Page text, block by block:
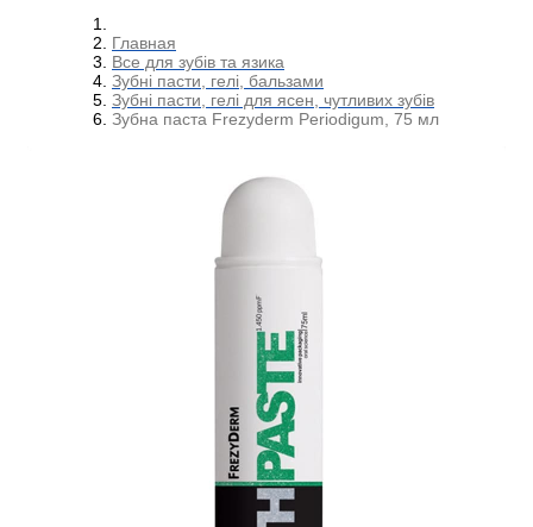
Главная
Все для зубів та язика
Зубні пасти, гелі, бальзами
Зубні пасти, гелі для ясен, чутливих зубів
Зубна паста Frezyderm Periodigum, 75 мл